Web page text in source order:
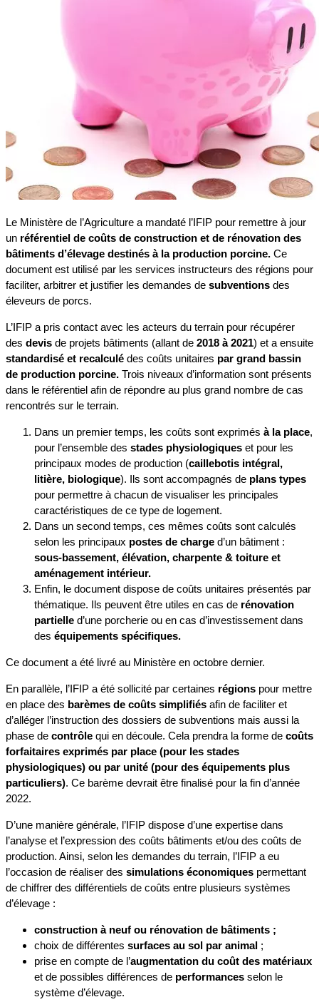
Le Ministère de l’Agriculture a mandaté l’IFIP pour remettre à jour
un référentiel de coûts de construction et de rénovation des
bâtiments d’élevage destinés à la production porcine. Ce
document est utilisé par les services instructeurs des régions pour
faciliter, arbitrer et justifier les demandes de subventions des
éleveurs de porcs.
L’IFIP a pris contact avec les acteurs du terrain pour récupérer
des devis de projets bâtiments (allant de 2018 à 2021) et a ensuite
standardisé et recalculé des coûts unitaires par grand bassin
de production porcine. Trois niveaux d’information sont présents
dans le référentiel afin de répondre au plus grand nombre de cas
rencontrés sur le terrain.
Dans un premier temps, les coûts sont exprimés à la place,
pour l’ensemble des stades physiologiques et pour les
principaux modes de production (caillebotis intégral,
litière, biologique). Ils sont accompagnés de plans types
pour permettre à chacun de visualiser les principales
caractéristiques de ce type de logement.
Dans un second temps, ces mêmes coûts sont calculés
selon les principaux postes de charge d’un bâtiment :
sous-bassement, élévation, charpente & toiture et
aménagement intérieur.
Enfin, le document dispose de coûts unitaires présentés par
thématique. Ils peuvent être utiles en cas de rénovation
partielle d’une porcherie ou en cas d’investissement dans
des équipements spécifiques.
Ce document a été livré au Ministère en octobre dernier.
En parallèle, l’IFIP a été sollicité par certaines régions pour mettre
en place des barèmes de coûts simplifiés afin de faciliter et
d’alléger l’instruction des dossiers de subventions mais aussi la
phase de contrôle qui en découle. Cela prendra la forme de coûts
forfaitaires exprimés par place (pour les stades
physiologiques) ou par unité (pour des équipements plus
particuliers). Ce barème devrait être finalisé pour la fin d’année
2022.
D’une manière générale, l’IFIP dispose d’une expertise dans
l’analyse et l’expression des coûts bâtiments et/ou des coûts de
production. Ainsi, selon les demandes du terrain, l’IFIP a eu
l’occasion de réaliser des simulations économiques permettant
de chiffrer des différentiels de coûts entre plusieurs systèmes
d’élevage :
construction à neuf ou rénovation de bâtiments ;
choix de différentes surfaces au sol par animal ;
prise en compte de l’augmentation du coût des matériaux
et de possibles différences de performances selon le
système d’élevage.